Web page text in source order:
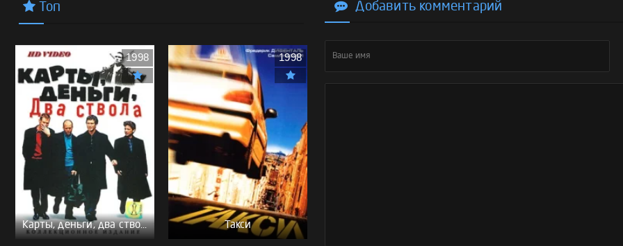
Топ
Карты, деньги, два ствола - (Перевод Гоблина)
1998
Такси
1998
Добавить комментарий